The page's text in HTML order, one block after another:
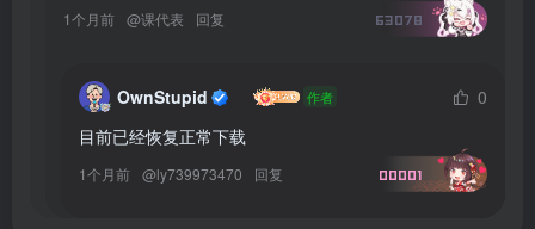
1个月前 @课代表 回复 63078
OwnStupid 作者
0
目前已经恢复正常下载
1个月前 @ly739973470 回复 00001